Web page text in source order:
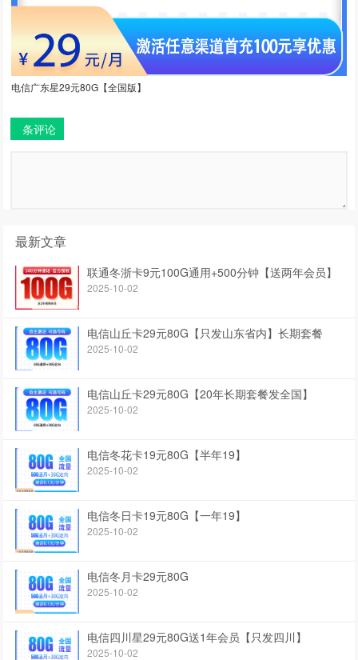
电信广东星29元80G【全国版】
条评论
最新文章
联通冬浙卡9元100G通用+500分钟【送两年会员】
2025-10-02
电信山丘卡29元80G【只发山东省内】长期套餐
2025-10-02
电信山丘卡29元80G【20年长期套餐发全国】
2025-10-02
电信冬花卡19元80G【半年19】
2025-10-02
电信冬日卡19元80G【一年19】
2025-10-02
电信冬月卡29元80G
2025-10-02
电信四川星29元80G送1年会员【只发四川】
2025-10-02